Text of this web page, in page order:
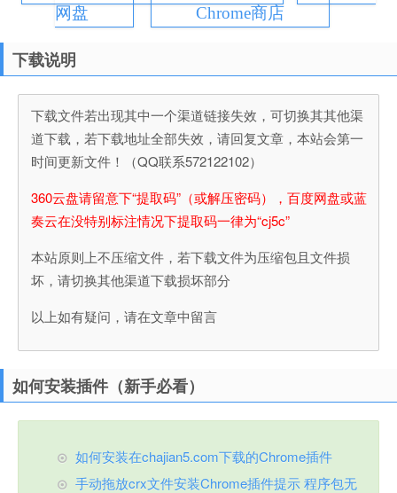
网盘
Chrome商店
下载说明
下载文件若出现其中一个渠道链接失效，可切换其其他渠
道下载，若下载地址全部失效，请回复文章，本站会第一
时间更新文件！（QQ联系572122102）
360云盘请留意下“提取码”（或解压密码），百度网盘或蓝
奏云在没特别标注情况下提取码一律为“cj5c”
本站原则上不压缩文件，若下载文件为压缩包且文件损
坏，请切换其他渠道下载损坏部分
以上如有疑问，请在文章中留言
如何安装插件（新手必看）
如何安装在chajian5.com下载的Chrome插件
手动拖放crx文件安装Chrome插件提示 程序包无